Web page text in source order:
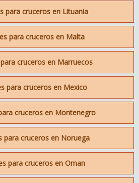
para cruceros en Lituania
para cruceros en Malta
cruceros en Marruecos
para cruceros en Mexico
cruceros en Montenegro
para cruceros en Noruega
para cruceros en Oman